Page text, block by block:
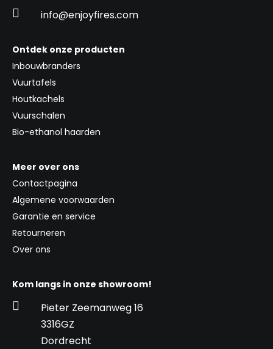
 info@enjoyfires.com
Ontdek onze producten
Inbouwbranders
Vuurtafels
Houtkachels
Vuurschalen
Bio-ethanol haarden
Meer over ons
Contactpagina
Algemene voorwaarden
Garantie en service
Retourneren
Over ons
Kom langs in onze showroom!

Pieter Zeemanweg 16
3316GZ
Dordrecht